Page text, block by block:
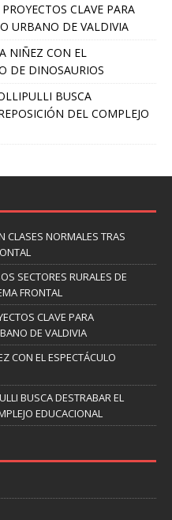
CLAVE PARA
URBANO DE VALDIVIA
NIÑEZ CON EL
DE DINOSAURIOS
BUSCA
DEL COMPLEJO
CLASES NORMALES TRAS
SECTORES RURALES DE
FRONTAL
CLAVE PARA
DE VALDIVIA
CON EL ESPECTÁCULO
BUSCA DESTRABAR EL
EDUCACIONAL